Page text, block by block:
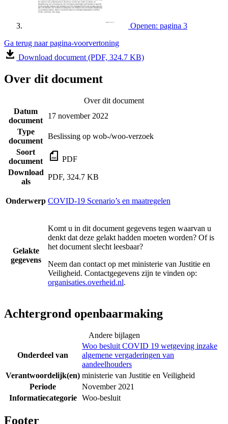
Openen: pagina 3
Ga terug naar pagina-voorvertoning
Download document (PDF, 324.7 KB)
Over dit document
Over dit document
Datum
document
17 november 2022
Type
document
Beslissing op wob-/woo-verzoek
Soort
document
PDF
Download
als
PDF, 324.7 KB
Onderwerp COVID-19 Scenario’s en maatregelen
Gelakte
gegevens
Komt u in dit document gegevens tegen waarvan u
denkt dat deze gelakt hadden moeten worden? Of is
het document slecht leesbaar?
Neem dan contact op met ministerie van Justitie en
Veiligheid. Contactgegevens zijn te vinden op:
organisaties.overheid.nl.
Achtergrond openbaarmaking
Andere bijlagen
Onderdeel van
Woo besluit COVID 19 wetgeving inzake
algemene vergaderingen van
aandeelhouders
Verantwoordelijk(en) ministerie van Justitie en Veiligheid
Periode
November 2021
Informatiecategorie
Woo-besluit
Footer